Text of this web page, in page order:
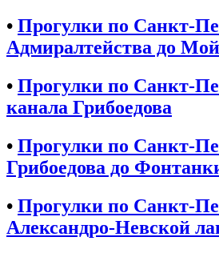
• Прогулки по Санкт-
Адмиралтейства до
• Прогулки по Санкт-
канала Грибоедова
• Прогулки по Санкт-
Грибоедова до
• Прогулки по Санкт-
Александро-Невской